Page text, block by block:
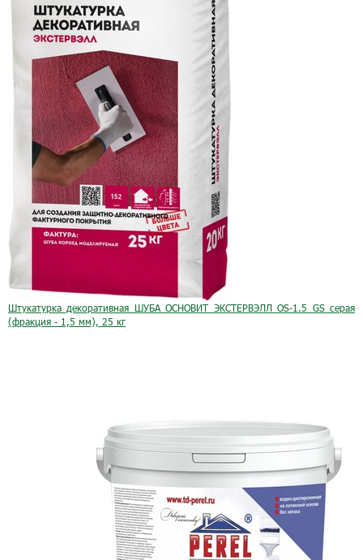
Штукатурка декоративная ШУБА ОСНОВИТ ЭКСТЕРВЭЛЛ OS-1.5 GS серая
(фракция - 1,5 мм), 25 кг